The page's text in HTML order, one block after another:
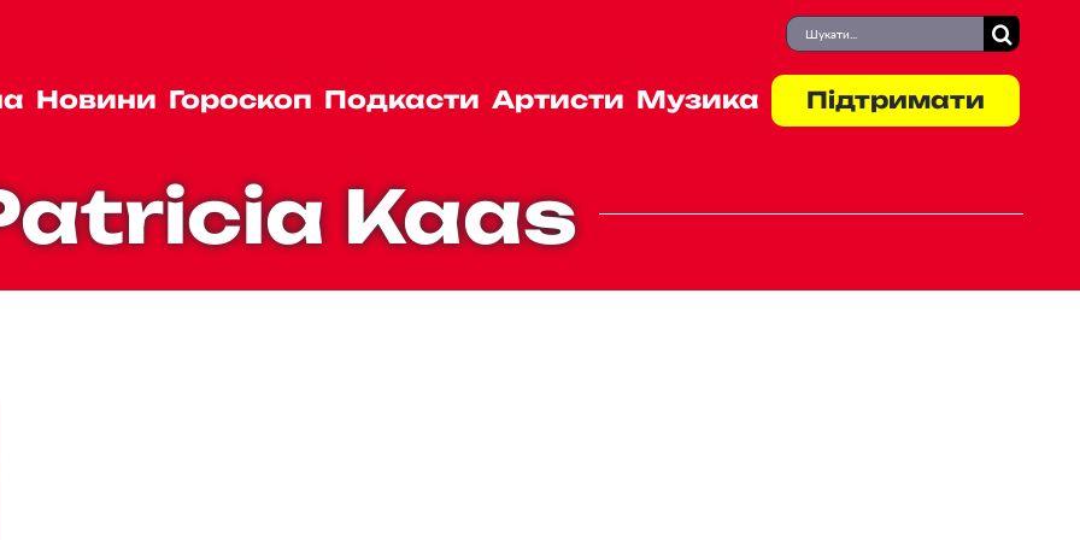
Пошук
...
Новини Гороскоп Подкасти Артисти Музика Підтримати
Kaas